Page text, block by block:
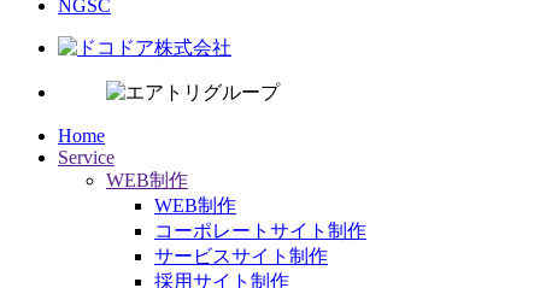
NGSC
Home
Service
WEB制作
WEB制作
コーポレートサイト制作
サービスサイト制作
採用サイト制作